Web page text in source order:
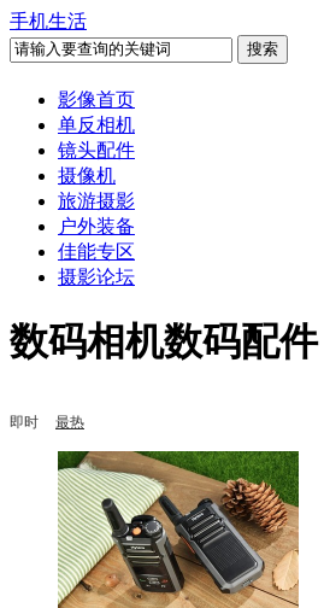
手机生活
影像首页
单反相机
镜头配件
摄像机
旅游摄影
户外装备
佳能专区
摄影论坛
数码相机数码配件
即时 最热